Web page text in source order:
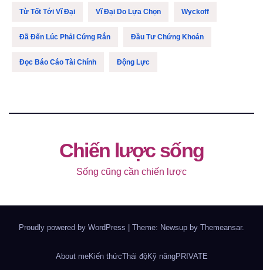
Từ Tốt Tới Vĩ Đại Vĩ Đại Do Lựa Chọn Wyckoff
Đã Đến Lúc Phải Cứng Rắn Đầu Tư Chứng Khoán
Đọc Báo Cáo Tài Chính Động Lực
Chiến lược sống
Sống cũng cần chiến lược
Proudly powered by WordPress Theme: Newsup by Themeansar.
About meKiến thứcThái độKỹ năngPRIVATE